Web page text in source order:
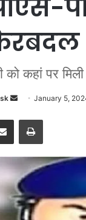
कहां पर मिली
d
a
n
e
m
a
January 5,